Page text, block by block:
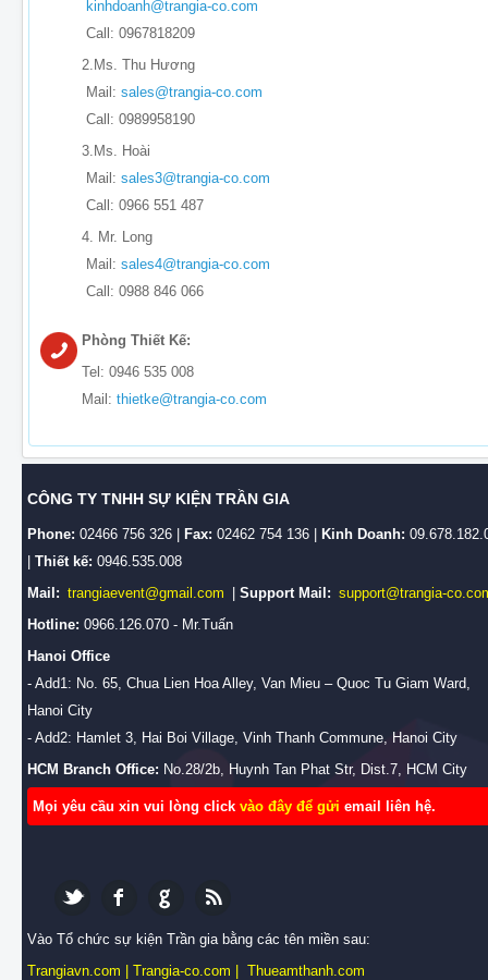
kinhdoanh@trangia-co.com
Call: 0967818209
2.Ms. Thu Hương
Mail: sales@trangia-co.com
Call: 0989958190
3.Ms. Hoài
Mail: sales3@trangia-co.com
Call: 0966 551 487
4. Mr. Long
Mail: sales4@trangia-co.com
Call: 0988 846 066
Phòng Thiết Kế:
Tel: 0946 535 008
Mail: thietke@trangia-co.com
CÔNG TY TNHH SỰ KIỆN TRẦN GIA
Phone: 02466 756 326 | Fax: 02462 754 136 | Kinh Doanh:
Thiết kế: 0946.535.008
Mail: trangiaevent@gmail.com Support Mail: support@trangia-
Hotline: 0966.126.070 - Mr.Tuấn
Hanoi Office
- Add1: No. 65, Chua Lien Hoa Alley, Van Mieu – Quoc Tu Giam Ward,
Hanoi City
- Add2: Hamlet 3, Hai Boi Village, Vinh Thanh Commune, Hanoi City
HCM Branch Office: No.28/2b, Huynh Tan Phat Str, Dist.7, HCM City
Mọi yêu cầu xin vui lòng click vào đây để gửi email liên hệ.
Vào Tổ chức sự kiện Trần gia bằng các tên miền sau:
Trangiavn.com
Trangia-co.com Thueamthanh.com